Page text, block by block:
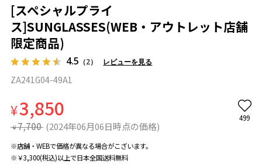
[スペシャルプライ
ス]SUNGLASSES(WEB・アウトレット店舗
限定商品)
4.5 （2） レビューを見る
ZA241G04-49A1
¥3,850
¥ 7,700 (2024年06月06日時点の価格)
499
※店舗・WEBで価格が異なる場合がこざいます。
※￥3,300(税込)以上で日本全国送料無料